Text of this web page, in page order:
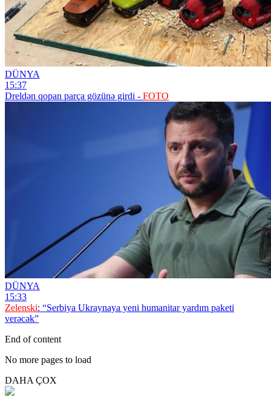
DÜNYA
15:37
Dreldən qopan parça gözünə girdi - FOTO
DÜNYA
15:33
Zelenski: “Serbiya Ukraynaya yeni humanitar yardım paketi
verəcək”
End of content
No more pages to load
DAHA ÇOX